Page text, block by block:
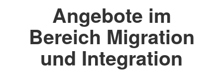
Angebote im
Bereich Migration
und Integration